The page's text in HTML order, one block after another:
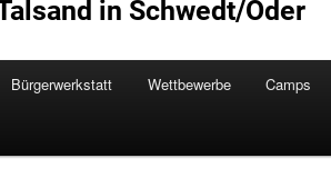
Bürgerwerkstatt Wettbewerbe Camps